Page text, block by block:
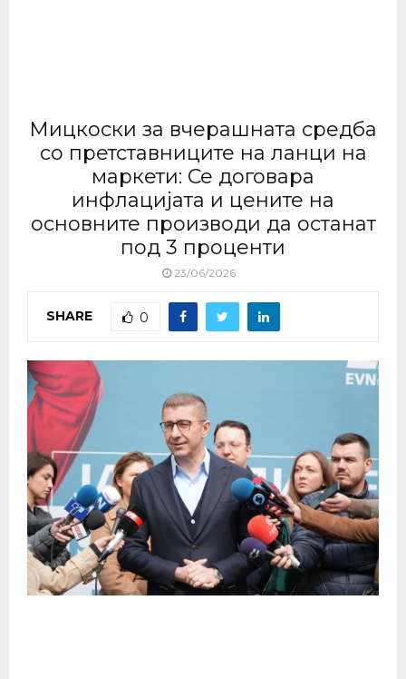
Мицкоски за вчерашната средба
со претставниците на ланци на
маркети: Се договара
инфлацијата и цените на
основните производи да останат
под 3 проценти
23/06/2026
SHARE 0